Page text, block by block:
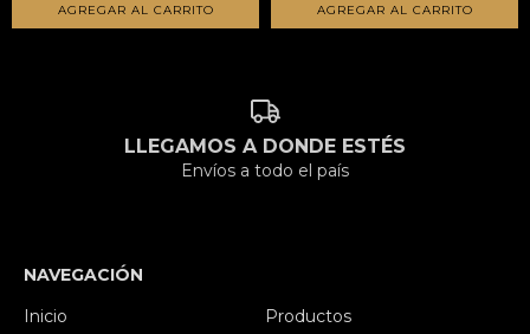
AGREGAR AL CARRITO
LLEGAMOS A DONDE ESTÉS
Envíos a todo el país
NAVEGACIÓN
Inicio
Productos